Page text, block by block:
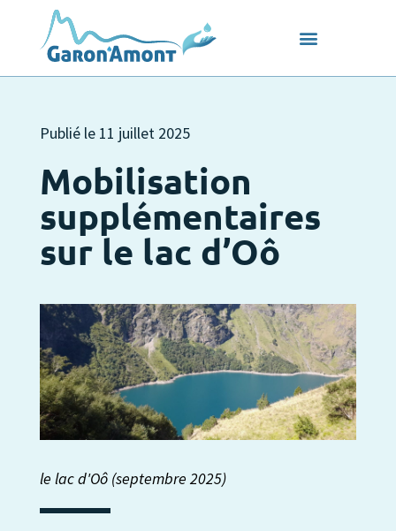
Publié le 11 juillet 2025
Mobilisation
supplémentaires
sur le lac d’Oô
le lac d'Oô (septembre 2025)